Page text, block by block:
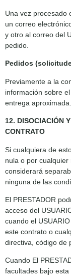
Una vez procesado
un correo
y otro al correo del
pedido.
Pedidos
Previamente a la
información sobre
entrega aproximada.
12. DISOCIACIÓN
CONTRATO
Si cualquiera de
nula o por
considerará
ninguna de las
El PRESTADOR
acceso del
cuando el
este contrato o
directiva, código de
Cuando El
facultades bajo